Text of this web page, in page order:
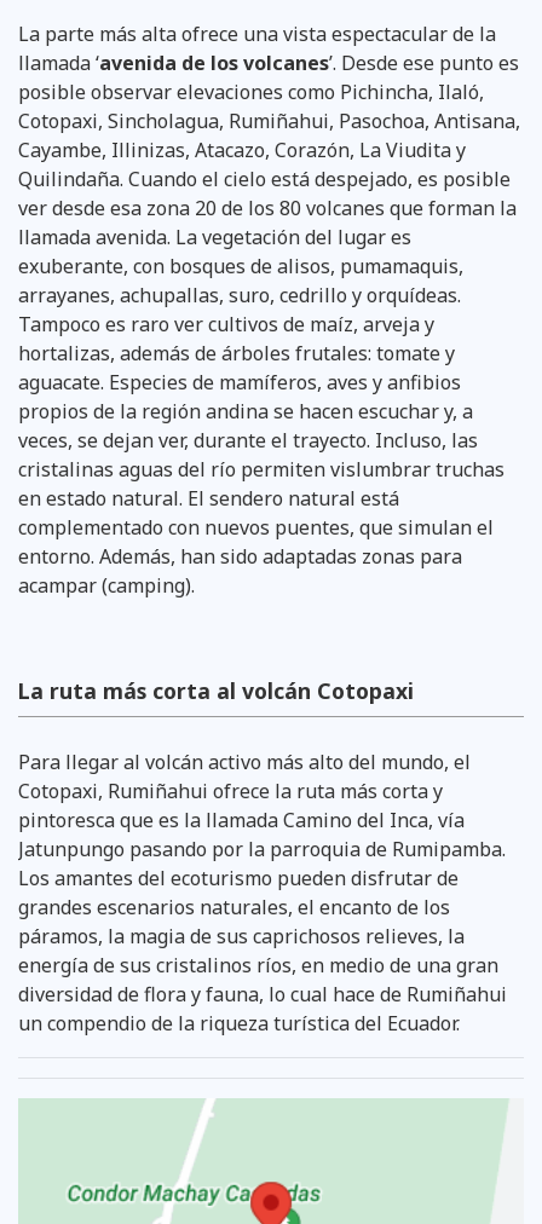
La parte más alta ofrece una vista espectacular de la
llamada ‘avenida de los volcanes’. Desde ese punto es
posible observar elevaciones como Pichincha, Ilaló,
Cotopaxi, Sincholagua, Rumiñahui, Pasochoa, Antisana,
Cayambe, Illinizas, Atacazo, Corazón, La Viudita y
Quilindaña. Cuando el cielo está despejado, es posible
ver desde esa zona 20 de los 80 volcanes que forman la
llamada avenida. La vegetación del lugar es
exuberante, con bosques de alisos, pumamaquis,
arrayanes, achupallas, suro, cedrillo y orquídeas.
Tampoco es raro ver cultivos de maíz, arveja y
hortalizas, además de árboles frutales: tomate y
aguacate. Especies de mamíferos, aves y anfibios
propios de la región andina se hacen escuchar y, a
veces, se dejan ver, durante el trayecto. Incluso, las
cristalinas aguas del río permiten vislumbrar truchas
en estado natural. El sendero natural está
complementado con nuevos puentes, que simulan el
entorno. Además, han sido adaptadas zonas para
acampar (camping).
La ruta más corta al volcán Cotopaxi
Para llegar al volcán activo más alto del mundo, el
Cotopaxi, Rumiñahui ofrece la ruta más corta y
pintoresca que es la llamada Camino del Inca, vía
Jatunpungo pasando por la parroquia de Rumipamba.
Los amantes del ecoturismo pueden disfrutar de
grandes escenarios naturales, el encanto de los
páramos, la magia de sus caprichosos relieves, la
energía de sus cristalinos ríos, en medio de una gran
diversidad de flora y fauna, lo cual hace de Rumiñahui
un compendio de la riqueza turística del Ecuador.